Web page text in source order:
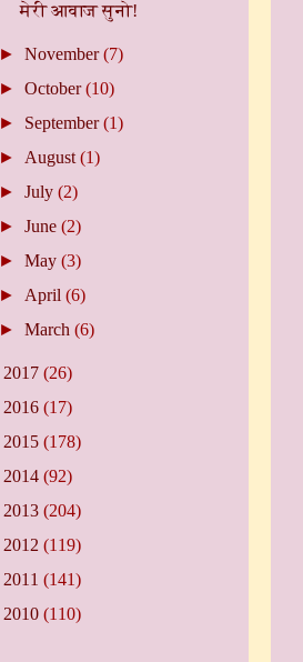
मेरी आवाज सुनो!
► November(7)
► October(10)
► September(1)
► August (1)
► July (2)
► June (2)
► May (3)
► April (6)
► March (6)
2017 (26)
2016 (17)
2015 (178)
2014 (92)
2013 (204)
2012 (119)
2011 (141)
2010 (110)